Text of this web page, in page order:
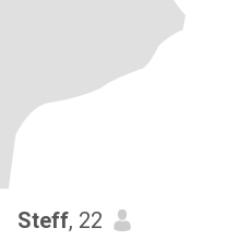
Steff, 22